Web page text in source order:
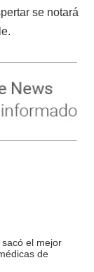
se notará
el mejor
de